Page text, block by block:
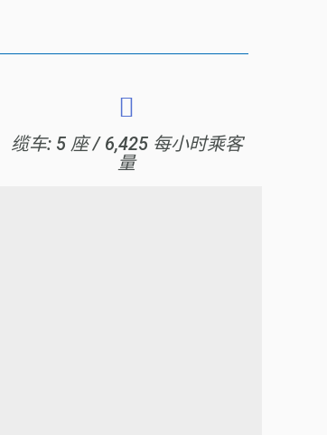
缆车: 5 座 / 6,425 每小时乘客
量